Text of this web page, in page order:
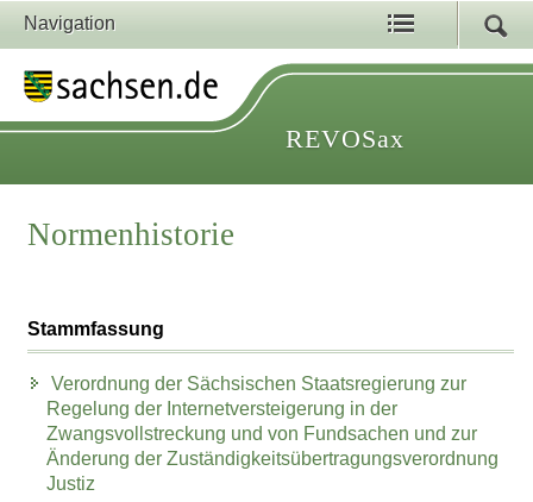
Navigation
REVOSax
Normenhistorie
Stammfassung
Verordnung der Sächsischen Staatsregierung zur
Regelung der Internetversteigerung in der
Zwangsvollstreckung und von Fundsachen und zur
Änderung der Zuständigkeitsübertragungsverordnung
Justiz